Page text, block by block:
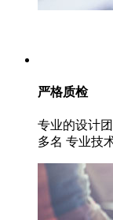
严格质检
专业的设计
多名 专业技